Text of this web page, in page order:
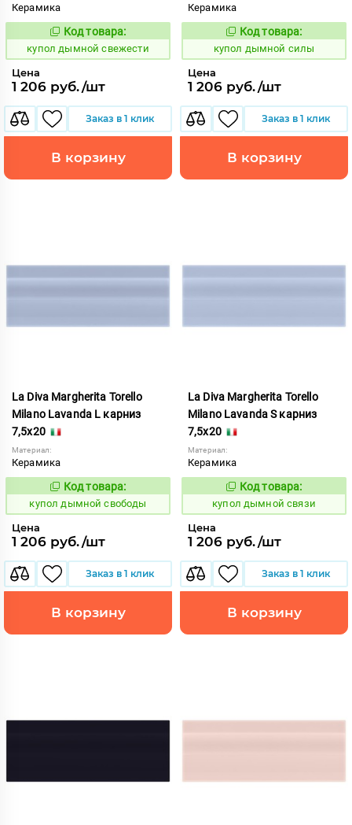
Керамика
847083
Код товара:
купол дымной свежести
Цена
1 206 руб./шт
Заказ в 1 клик
В корзину
Керамика
847088
Код товара:
купол дымной силы
Цена
1 206 руб./шт
Заказ в 1 клик
В корзину
La Diva Margherita Torello
Milano Lavanda L карниз
7,5x20
Материал:
Керамика
847085
Код товара:
купол дымной свободы
Цена
1 206 руб./шт
Заказ в 1 клик
В корзину
La Diva Margherita Torello
Milano Lavanda S карниз
7,5x20
Материал:
Керамика
847086
Код товара:
купол дымной связи
Цена
1 206 руб./шт
Заказ в 1 клик
В корзину